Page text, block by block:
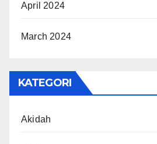
April 2024
March 2024
KATEGORI
Akidah